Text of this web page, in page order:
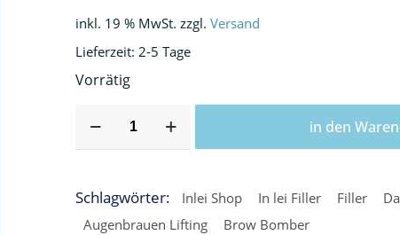
inkl. 19 % MwSt. zzgl.Versand
Lieferzeit:2-5 Tage
Vorrätig
BROW
1
MONODOSE
in den
Schlagwörter: Inlei Shop In lei Filler Filler
Augenbrauen Lifting
Brow Bomber